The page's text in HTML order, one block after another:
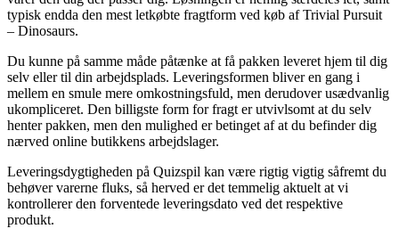
typisk endda den mest letkøbte fragtform ved køb af Trivial Pursuit
– Dinosaurs.
Du kunne på samme måde påtænke at få pakken leveret hjem til dig
selv eller til din arbejdsplads. Leveringsformen bliver en gang i
mellem en smule mere omkostningsfuld, men derudover usædvanlig
ukompliceret. Den billigste form for fragt er utvivlsomt at du selv
henter pakken, men den mulighed er betinget af at du befinder dig
nærved online butikkens arbejdslager.
Leveringsdygtigheden på Quizspil kan være rigtig vigtig såfremt du
behøver varerne fluks, så herved er det temmelig aktuelt at vi
kontrollerer den forventede leveringsdato ved det respektive
produkt.